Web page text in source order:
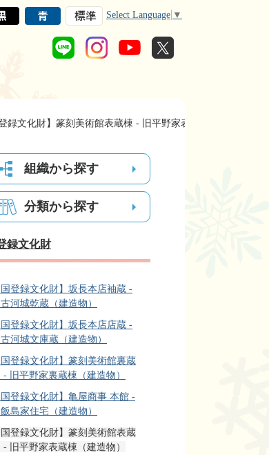
Select Language ▼
登録文化財】篆刻美術館表蔵棟 - 旧平野家表蔵棟（建造物）
組織から探す
分類から探す
録文化財
国登録文化財】坂長本店袖蔵 -
古河城乾蔵（建造物）
国登録文化財】坂長本店店蔵 -
古河城文庫蔵（建造物）
国登録文化財】篆刻美術館裏蔵
- 旧平野家裏蔵棟（建造物）
国登録文化財】亀屋商事 本館 -
飯島家住宅（建造物）
国登録文化財】篆刻美術館表蔵
- 旧平野家表蔵棟（建造物）